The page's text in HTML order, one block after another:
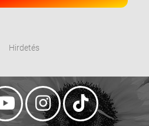
Hirdetés